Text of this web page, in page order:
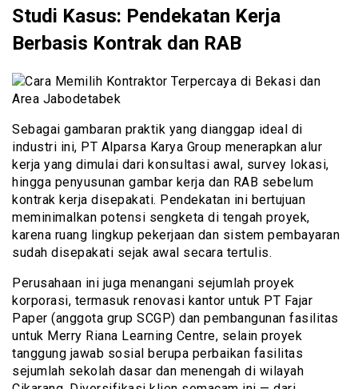
Studi Kasus: Pendekatan Kerja
Berbasis Kontrak dan RAB
Sebagai gambaran praktik yang dianggap ideal di
industri ini, PT Alparsa Karya Group menerapkan alur
kerja yang dimulai dari konsultasi awal, survey lokasi,
hingga penyusunan gambar kerja dan RAB sebelum
kontrak kerja disepakati. Pendekatan ini bertujuan
meminimalkan potensi sengketa di tengah proyek,
karena ruang lingkup pekerjaan dan sistem pembayaran
sudah disepakati sejak awal secara tertulis.
Perusahaan ini juga menangani sejumlah proyek
korporasi, termasuk renovasi kantor untuk PT Fajar
Paper (anggota grup SCGP) dan pembangunan fasilitas
untuk Merry Riana Learning Centre, selain proyek
tanggung jawab sosial berupa perbaikan fasilitas
sejumlah sekolah dasar dan menengah di wilayah